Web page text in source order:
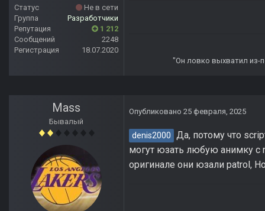
Статус
Не в сети
Группа
Разработчики
Репутация
1 212
Сообщений
2248
Регистрация
18.07.2020
"Он ловко выхватил из-
Mass
Бывалый
Опубликовано 25 февраля, 2025
denis2000 Да, потому что
могут юзать любую анимку с
оригинале они юзали patrol,